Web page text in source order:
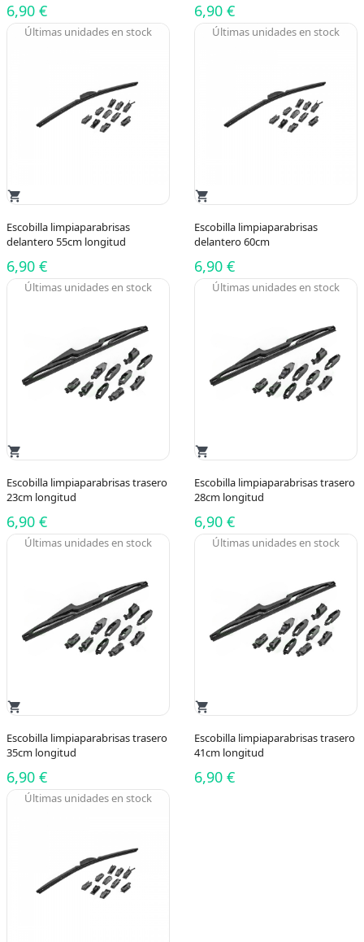
6,90 € 6,90 €
shopping_cart
Escobilla limpiaparabrisas
delantero 55cm longitud
6,90 €
Últimas unidades en stock
shopping_cart
Escobilla limpiaparabrisas
delantero 60cm
6,90 €
Últimas unidades en stock
shopping_cart
Escobilla limpiaparabrisas trasero
23cm longitud
6,90 €
Últimas unidades en stock
shopping_cart
Escobilla limpiaparabrisas trasero
28cm longitud
6,90 €
Últimas unidades en stock
shopping_cart
Escobilla limpiaparabrisas trasero
35cm longitud
6,90 €
Últimas unidades en stock
shopping_cart
Escobilla limpiaparabrisas trasero
41cm longitud
6,90 €
Últimas unidades en stock
Últimas unidades en stock